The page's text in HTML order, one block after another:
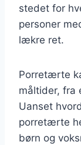
stedet for
personer
lækre ret.
Porretærte
måltider, fra
Uanset
porretærte
børn og